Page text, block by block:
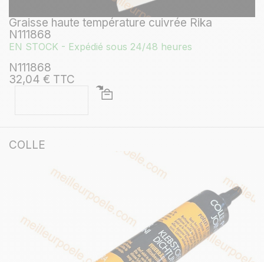
Graisse haute température cuivrée Rika
N111868
EN STOCK - Expédié sous 24/48 heures
N111868
32,04 € TTC
COLLE